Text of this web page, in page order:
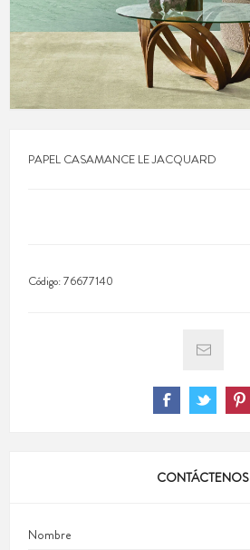
PAPEL CASAMANCE LE JACQUARD
Código:76677140
CONTÁCTENOS
Nombre